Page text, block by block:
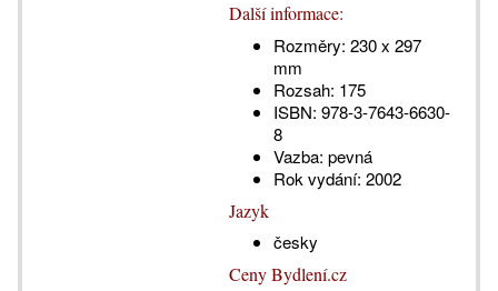
Další informace:
Rozměry: 230 x 297
mm
Rozsah: 175
ISBN: 978-3-7643-6630-
8
Vazba: pevná
Rok vydání: 2002
Jazyk
česky
Ceny Bydlení.cz